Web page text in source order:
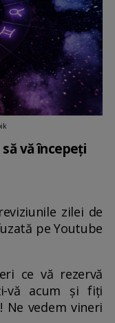
vă începeți
zilei de
pe Youtube
ce vă rezervă
vă acum și fiți
Ne vedem vineri